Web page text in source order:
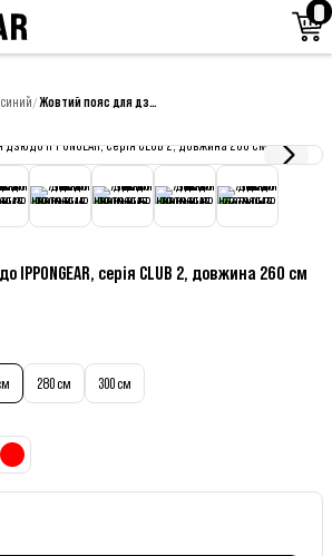
/ Жовтий пояс для дзюдо IPPONGEAR, серія CLUB 2, довжина 260 см
серія CLUB 2, довжина 260 см
280 см 300 см